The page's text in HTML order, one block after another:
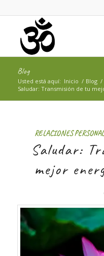
Blog
Usted está aquí: Inicio / Blog /
Saludar: Transmisión de tu
RELACIONES
Saludar:
mejor